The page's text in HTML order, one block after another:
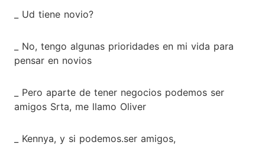
_ Ud tiene novio?
_ No, tengo algunas prioridades en mi vida para
pensar en novios
_ Pero aparte de tener negocios podemos ser
amigos Srta, me llamo Oliver
_ Kennya, y si podemos.ser amigos,